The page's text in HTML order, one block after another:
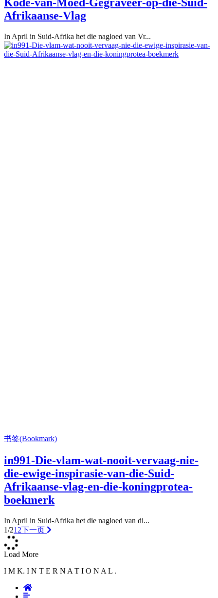
Afrikaanse-Vlag
In April in Suid-Afrika het die nagloed van Vr...
书签(Bookmark)
in991-Die-vlam-wat-nooit-vervaag-nie-
die-ewige-inspirasie-van-die-Suid-
Afrikaanse-vlag-en-die-koningprotea-
boekmerk
In April in Suid-Afrika het die nagloed van di...
1/21 2下一页
Load More
I M K. I N T E R N A T I O N A L .